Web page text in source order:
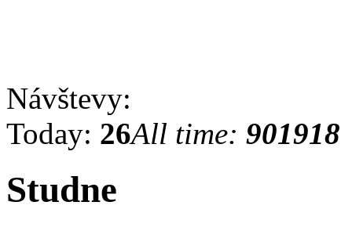
Návštevy:
Today: 26All time: 901918
Studne